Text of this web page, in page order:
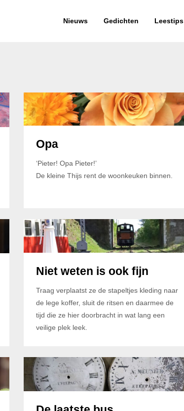
Nieuws Gedichten Leestips
Opa
‘Pieter! Opa Pieter!’
De kleine Thijs rent de woonkeuken binnen.
Niet weten is ook fijn
Traag verplaatst ze de stapeltjes kleding naar
de lege koffer, sluit de ritsen en daarmee de
tijd die ze hier doorbracht in wat lang een
veilige plek leek.